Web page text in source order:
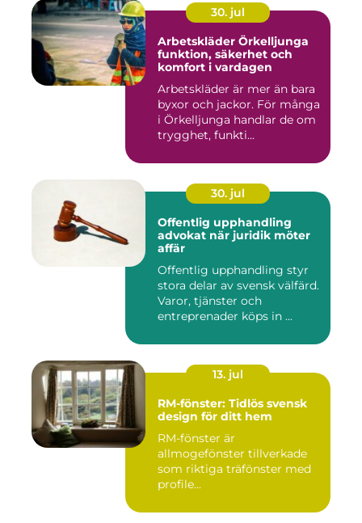
30. jul
Arbetskläder Örkelljunga
funktion, säkerhet och
komfort i vardagen
Arbetskläder är mer än bara
byxor och jackor. För många
i Örkelljunga handlar de om
trygghet, funkti...
30. jul
Offentlig upphandling
advokat när juridik möter
affär
Offentlig upphandling styr
stora delar av svensk välfärd.
Varor, tjänster och
entreprenader köps in ...
13. jul
RM-fönster: Tidlös svensk
design för ditt hem
RM-fönster är
allmogefönster tillverkade
som riktiga träfönster med
profile...